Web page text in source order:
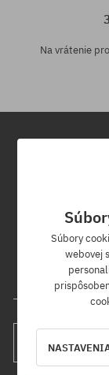
Na vrátenie
Prihláste sa na
Navyše
Tvoja e-mailová
Súbory
webovej